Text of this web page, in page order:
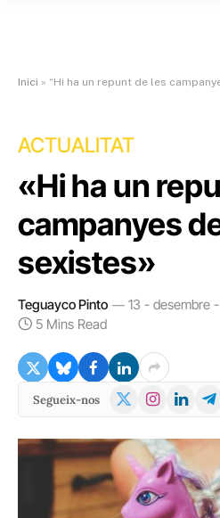
Inici » “Hi ha un repunt de les
ACTUALITAT
«Hi ha un
campanyes
sexistes»
Teguayco Pinto
13 - desembre
5 Mins Read
Segueix-nos
X
Instagram
LinkedIn